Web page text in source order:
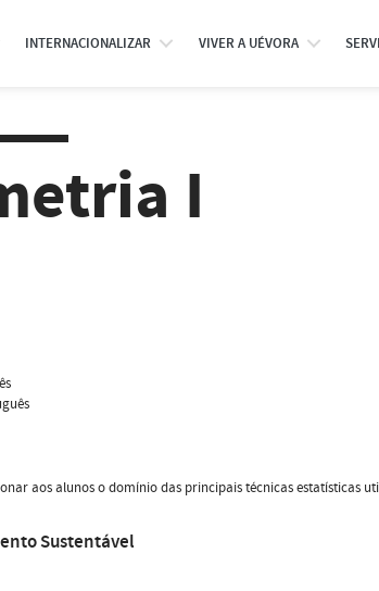
INTERNACIONALIZAR VIVER A UÉVORA
I
aos alunos o domínio das principais técnicas estatísticas
Sustentável